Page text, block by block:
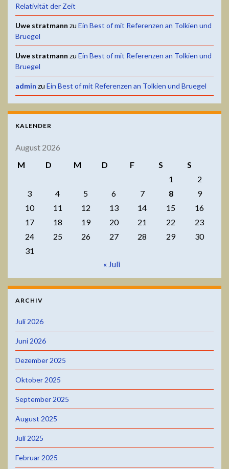
Relativität der Zeit
Uwe stratmann zu Ein Best of mit Referenzen an Tolkien und
Bruegel
Uwe stratmann zu Ein Best of mit Referenzen an Tolkien und
Bruegel
admin zu Ein Best of mit Referenzen an Tolkien und Bruegel
KALENDER
August 2026
M
D M D F S
S
1
2
3
4 5 6 7 8
9
10
11 12 13 14 15
16
17
18 19 20 21 22
23
24
25 26 27 28 29
30
31
« Juli
ARCHIV
Juli 2026
Juni 2026
Dezember 2025
Oktober 2025
September 2025
August 2025
Juli 2025
Februar 2025